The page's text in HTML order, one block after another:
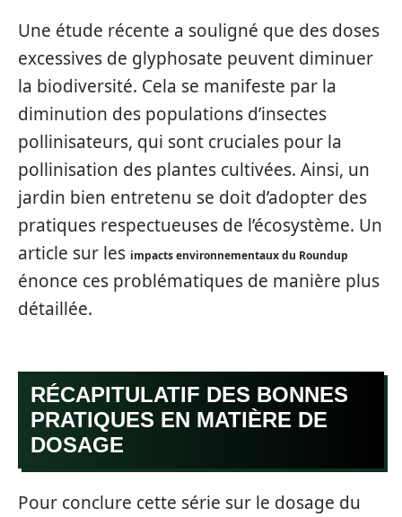
Une étude récente a souligné que des doses
excessives de glyphosate peuvent diminuer
la biodiversité. Cela se manifeste par la
diminution des populations d’insectes
pollinisateurs, qui sont cruciales pour la
pollinisation des plantes cultivées. Ainsi, un
jardin bien entretenu se doit d’adopter des
pratiques respectueuses de l’écosystème. Un
article sur les impacts environnementaux du Roundup
énonce ces problématiques de manière plus
détaillée.
RÉCAPITULATIF DES BONNES
PRATIQUES EN MATIÈRE DE
DOSAGE
Pour conclure cette série sur le dosage du